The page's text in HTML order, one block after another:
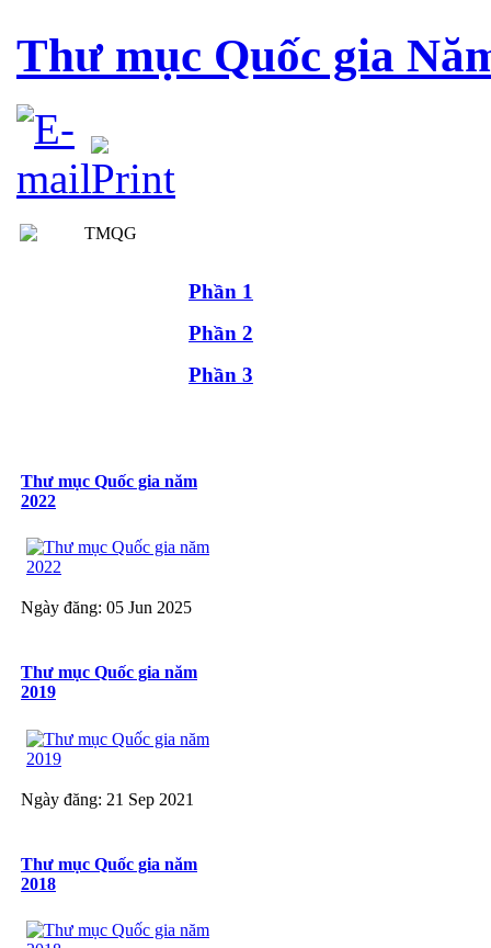
Thư mục Quốc gia
Phần 1
Phần 2
Phần 3
Thư mục Quốc gia năm
2022
Ngày đăng: 05 Jun 2025
Thư mục Quốc gia năm
2019
Ngày đăng: 21 Sep 2021
Thư mục Quốc gia năm
2018